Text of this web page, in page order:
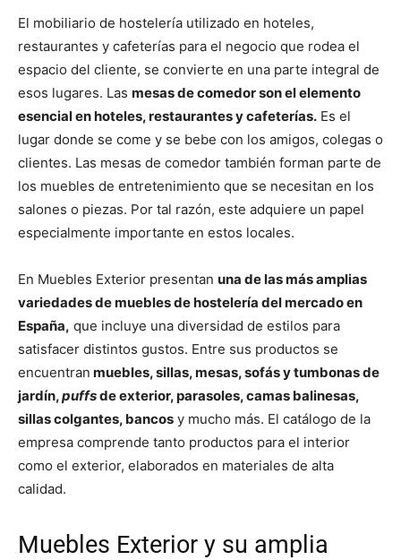
El mobiliario de hostelería utilizado en hoteles,
restaurantes y cafeterías para el negocio que rodea el
espacio del cliente, se convierte en una parte integral de
esos lugares. Las mesas de comedor son el elemento
esencial en hoteles, restaurantes y cafeterías. Es el
lugar donde se come y se bebe con los amigos, colegas o
clientes. Las mesas de comedor también forman parte de
los muebles de entretenimiento que se necesitan en los
salones o piezas. Por tal razón, este adquiere un papel
especialmente importante en estos locales.
En Muebles Exterior presentan una de las más amplias
variedades de muebles de hostelería del mercado en
España, que incluye una diversidad de estilos para
satisfacer distintos gustos. Entre sus productos se
encuentran muebles, sillas, mesas, sofás y tumbonas de
jardín,puffsde exterior, parasoles, camas balinesas,
sillas colgantes, bancos y mucho más. El catálogo de la
empresa comprende tanto productos para el interior
como el exterior, elaborados en materiales de alta
calidad.
Muebles Exterior y su amplia